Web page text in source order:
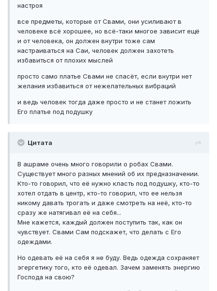
настроя
все предметы, которые от Свами, они усиливают в
человеке всё хорошее, но всё-таки многое зависит ещё
и от человека, он должен внутри тоже сам
настраиваться на Саи, человек должен захотеть
избавиться от плохих мыслей
просто само платье Свами не спасёт, если внутри нет
желания избавиться от нежелательных вибраций
и ведь человек тогда даже просто и не станет ложить
Его платье под подушку
Цитата
В ашраме очень много говорили о робах Свами.
Существует много разных мнений об их предназначении.
Кто-то говорил, что её нужно класть под подушку, кто-то
хотел отдать в центр, кто-то говорил, что ее нельзя
никому давать трогать и даже смотреть на неё, кто-то
сразу же натягивал её на себя...
Мне кажется, каждый должен поступить так, как он
чувствует. Свами Сам подскажет, что делать с Его
одеждами.
Но одевать её на себя я не буду. Ведь одежда сохраняет
эгергетику того, кто её одевал. Зачем заменять энергию
Господа на свою?